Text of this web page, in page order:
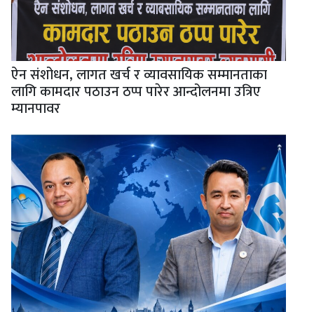
ऐन संशोधन, लागत खर्च र व्यावसायिक सम्मानताका
लागि कामदार पठाउन ठप्प पारेर आन्दोलनमा उत्रिए
म्यानपावर